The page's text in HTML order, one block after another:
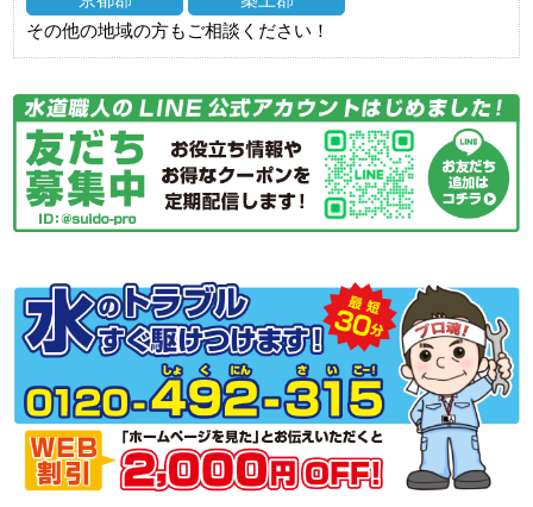
その他の地域の方もご相談ください！